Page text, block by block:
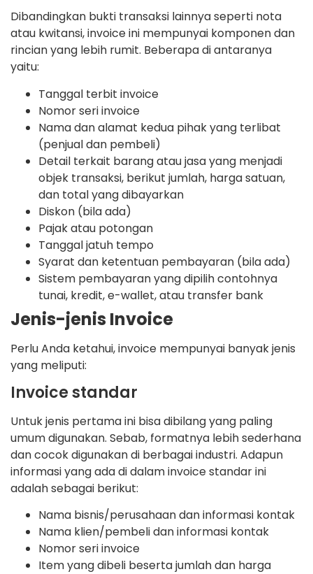
Dibandingkan bukti transaksi lainnya seperti nota
atau kwitansi, invoice ini mempunyai komponen dan
rincian yang lebih rumit. Beberapa di antaranya
yaitu:
Tanggal terbit invoice
Nomor seri invoice
Nama dan alamat kedua pihak yang terlibat
(penjual dan pembeli)
Detail terkait barang atau jasa yang menjadi
objek transaksi, berikut jumlah, harga satuan,
dan total yang dibayarkan
Diskon (bila ada)
Pajak atau potongan
Tanggal jatuh tempo
Syarat dan ketentuan pembayaran (bila ada)
Sistem pembayaran yang dipilih contohnya
tunai, kredit, e-wallet, atau transfer bank
Jenis-jenis Invoice
Perlu Anda ketahui, invoice mempunyai banyak jenis
yang meliputi:
Invoice standar
Untuk jenis pertama ini bisa dibilang yang paling
umum digunakan. Sebab, formatnya lebih sederhana
dan cocok digunakan di berbagai industri. Adapun
informasi yang ada di dalam invoice standar ini
adalah sebagai berikut:
Nama bisnis/perusahaan dan informasi kontak
Nama klien/pembeli dan informasi kontak
Nomor seri invoice
Item yang dibeli beserta jumlah dan harga